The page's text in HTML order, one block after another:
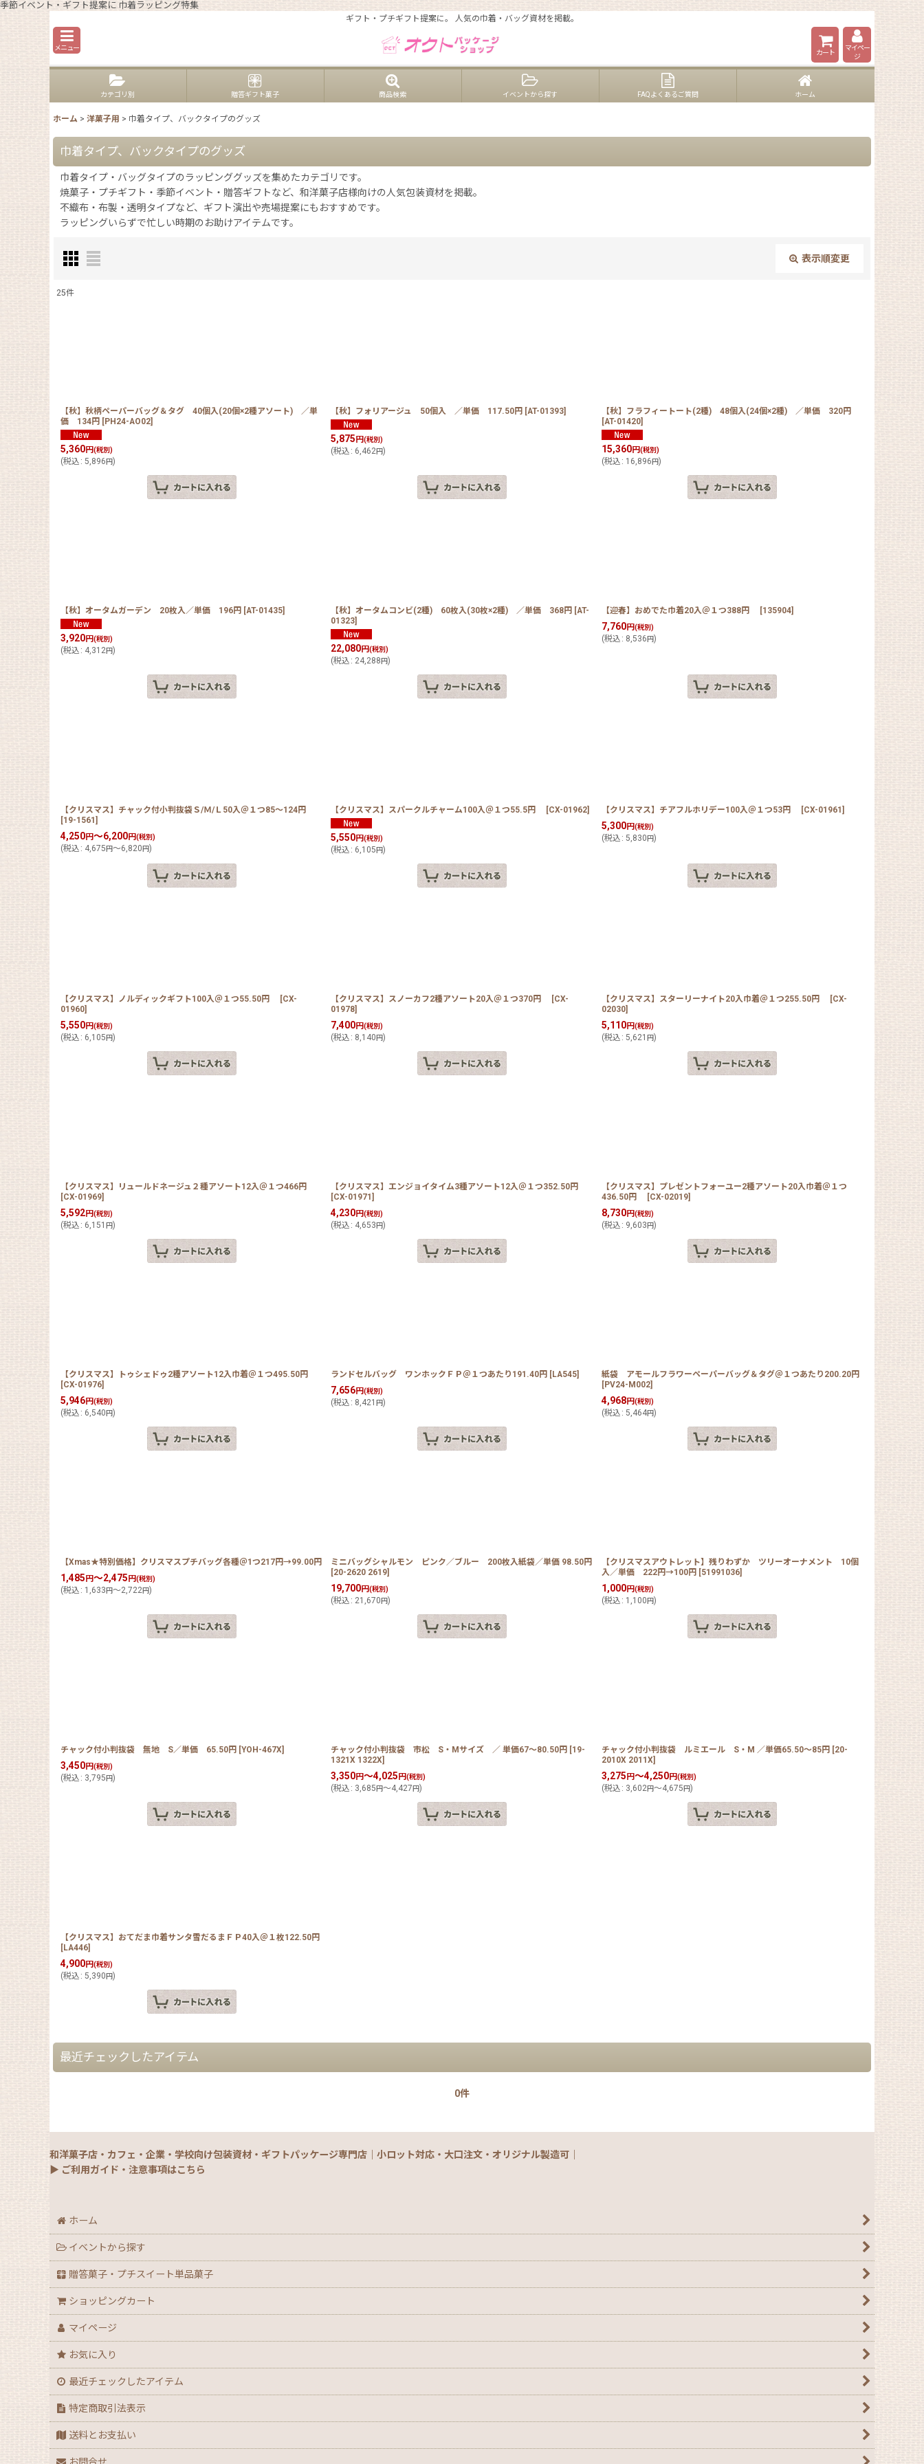
季節イベント・ギフト提案に 巾着ラッピング特集
ギフト・プチギフト提案に。 人気の巾着・バッグ資材を掲載。
メニュー
カート
マイペー
ジ
カテゴリ別 贈答ギフト菓子 商品検索 イベントから探す FAQよくあるご質問 ホーム
ホーム > 洋菓子用 > 巾着タイプ、バックタイプのグッズ
巾着タイプ、バックタイプのグッズ
巾着タイプ・バッグタイプのラッピンググッズを集めたカテゴリです。
焼菓子・プチギフト・季節イベント・贈答ギフトなど、和洋菓子店様向けの人気包装資材を掲載。
不織布・布製・透明タイプなど、ギフト演出や売場提案にもおすすめです。
ラッピングいらずで忙しい時期のお助けアイテムです。
表示順変更
25件
【秋】秋柄ペーパーバッグ＆タグ 40個入(20個×2種アソート) ／単
価 134円 [PH24-AO02]
5,360円(税別)
(税込 : 5,896 円)
【秋】フォリアージュ 50個入 ／単価 117.50円 [AT-01393]
5,875 円(税別)
(税込 : 6,462円)
【秋】フラフィートート(2種) 48個入(24個×2種) ／単価 320円
[AT-01420]
15,360円(税別)
(税込 : 16,896 円)
【秋】オータムガーデン 20枚入／単価 196円 [AT-01435]
3,920円(税別)
(税込 : 4,312円)
【秋】オータムコンビ(2種) 60枚入(30枚×2種) ／単価 368円 [AT-
01323]
22,080円(税別)
(税込 : 24,288円)
【迎春】おめでた巾着20入＠１つ388円 [135904]
7,760円(税別)
(税込 : 8,536 円)
【クリスマス】チャック付小判抜袋Ｓ/Ｍ/Ｌ50入＠１つ85〜124円
[19-1561 ]
4,250円～6,200円(税別)
(税込 : 4,675 円～6,820 円)
【クリスマス】スパークルチャーム100入＠１つ55.5円 [CX-01962]
5,550円(税別)
(税込 : 6,105円)
【クリスマス】チアフルホリデー100入＠１つ53円 [CX-01961 ]
5,300円(税別)
(税込 : 5,830 円)
【クリスマス】ノルディックギフト100入＠１つ55.50円 [CX-
01960]
5,550円(税別)
(税込 : 6,105 円)
【クリスマス】スノーカフ2種アソート20入＠１つ370円 [CX-
01978]
7,400円(税別)
(税込 : 8,140円)
【クリスマス】スターリーナイト20入巾着＠１つ255.50円 [CX-
02030]
5,110円(税別)
(税込 : 5,621 円)
【クリスマス】リュールドネージュ２種アソート12入＠１つ466円
[CX-01969]
5,592円(税別)
(税込 : 6,151 円)
【クリスマス】エンジョイタイム3種アソート12入＠１つ352.50円
[CX-01971]
4,230円(税別)
(税込 : 4,653円)
【クリスマス】プレゼントフォーユー2種アソート20入巾着＠１つ
436.50円
[CX-02019]
8,730円(税別)
(税込 : 9,603 円)
【クリスマス】トゥシェドゥ2種アソート12入巾着＠１つ495.50円
[CX-01976]
5,946円(税別)
(税込 : 6,540 円)
ランドセルバッグ ワンホックＦＰ＠１つあたり191.40円 [LA545]
7,656円(税別)
(税込 : 8,421円)
紙袋 アモールフラワーペーパーバッグ＆タグ＠１つあたり200.20円
[PV24-M002]
4,968円(税別)
(税込 : 5,464円)
【Xmas★特別価格】クリスマスプチバッグ各種＠1つ217円→99.00円
1,485 円～2,475 円(税別)
(税込 : 1,633 円～2,722円)
ミニバッグシャルモン ピンク／ブルー 200枚入紙袋／単価 98.50円
[20-2620 2619]
19,700円(税別)
(税込 : 21,670円)
【クリスマスアウトレット】残りわずか ツリーオーナメント 10個
入／単価 222円→100円 [51991036]
1,000円(税別)
(税込 : 1,100 円)
チャック付小判抜袋 無地 S／単価 65.50円 [YOH-467X]
3,450円(税別)
(税込 : 3,795 円)
チャック付小判抜袋 市松 S・Mサイズ ／ 単価67〜80.50円 [19-
1321X 1322X]
3,350円～4,025 円(税別)
(税込 : 3,685円～4,427円)
チャック付小判抜袋 ルミエール S・M ／単価65.50〜85円 [20-
2010X 2011X]
3,275 円～4,250円(税別)
(税込 : 3,602 円～4,675 円)
【クリスマス】おてだま巾着サンタ雪だるまＦＰ40入＠１枚122.50円
[LA446]
4,900円(税別)
(税込 : 5,390 円)
最近チェックしたアイテム
0件
和洋菓子店・カフェ・企業・学校向け包装資材・ギフトパッケージ専門店｜小ロット対応・大口注文・オリジナル製造可｜
▶ ご利用ガイド・注意事項はこちら
ホーム
イベントから探す
贈答菓子・プチスイート単品菓子
ショッピングカート
マイページ
お気に入り
最近チェックしたアイテム
特定商取引法表示
送料とお支払い